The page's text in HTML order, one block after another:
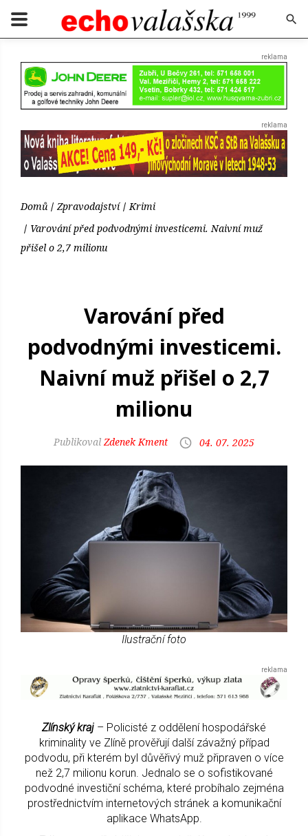
Domů Zpravodajství
Krimi
Varování před podvodnými investicemi. Naivní muž
přišel o 2,7 milionu
Varování před
podvodnými investicemi.
Naivní muž přišel o 2,7
milionu
Zdenek Kment 04. 07. 2025
Ilustrační foto
Zlínský kraj – Policisté z oddělení hospodářské
kriminality ve Zlíně prověřují další závažný případ
podvodu, při kterém byl důvěřivý muž připraven o více
než 2,7 milionu korun. Jednalo se o sofistikované
podvodné investiční schéma, které probíhalo zejména
prostřednictvím internetových stránek a komunikační
aplikace WhatsApp.